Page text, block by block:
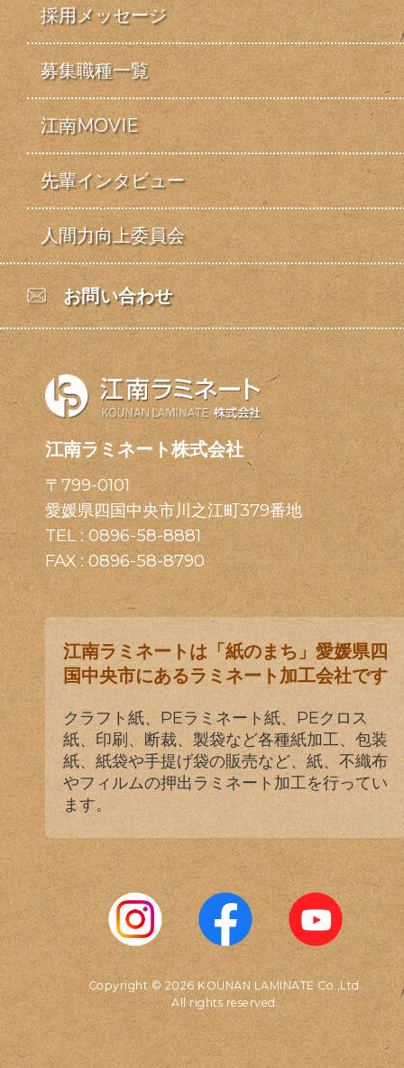
採用メッセージ
募集職種一覧
江南MOVIE
先輩インタビュー
人間力向上委員会
お問い合わせ
江南ラミネート株式会社
〒799-0101
愛媛県四国中央市川之江町379番地
TEL :0896-58-8881
FAX : 0896-58-8790
江南ラミネートは「紙のまち」愛媛県四
国中央市にあるラミネート加工会社です
クラフト紙、PEラミネート紙、PEクロス
紙、印刷、断裁、製袋など各種紙加工、包装
紙、紙袋や手提げ袋の販売など、紙、不織布
やフィルムの押出ラミネート加工を行ってい
ます。
Copyright © 2026 KOUNAN LAMINATE Co.,Ltd.
All rights reserved.